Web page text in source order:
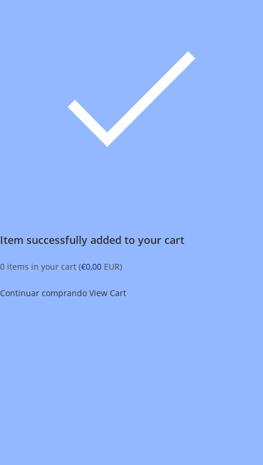
Item successfully added to your cart
0 items in your cart (€0,00 EUR)
Continuar comprando View Cart